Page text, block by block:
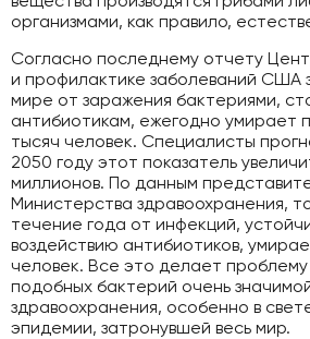
организмами, как правило,
Согласно последнему отчету
и профилактике заболеваний США
мире от заражения бактериями,
антибиотикам, ежегодно умирает
тысяч человек. Специалисты
2050 году этот показатель
миллионов. По данным
Министерства здравоохранения,
течение года от инфекций,
воздействию антибиотиков,
человек. Все это делает проблему
подобных бактерий очень
здравоохранения, особенно в
эпидемии, затронувшей весь мир.